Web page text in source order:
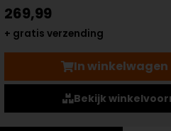
269,99
+ gratis verzending
In winkelwagen
Bekijk